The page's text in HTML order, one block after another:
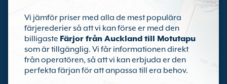
Vi jämför priser med alla de mest populära
färjerederier så att vi kan förse er med den
billigaste Färjor från Auckland till Motutapu
som är tillgänglig. Vi får informationen direkt
från operatören, så att vi kan erbjuda er den
perfekta färjan för att anpassa till era behov.